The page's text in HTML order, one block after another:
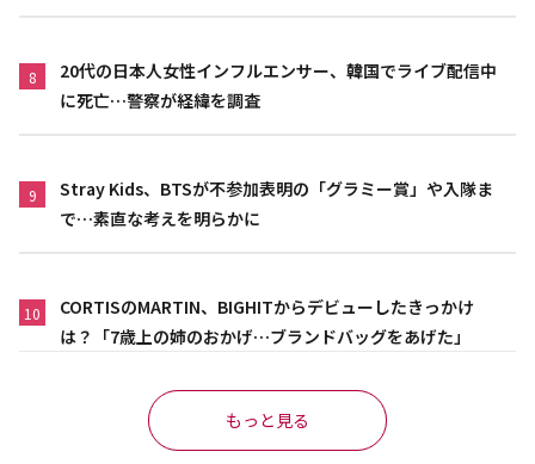
8
20代の日本人女性インフルエンサー、韓国でライブ配信中
に死亡…警察が経緯を調査
9
Stray Kids、BTSが不参加表明の「グラミー賞」や入隊ま
で…素直な考えを明らかに
10
CORTISのMARTIN、BIGHITからデビューしたきっかけ
は？「7歳上の姉のおかげ…ブランドバッグをあげた」
もっと見る